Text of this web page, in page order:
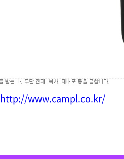
http://www.campl.co.kr/